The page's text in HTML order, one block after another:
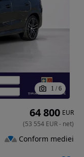
1 / 6
64 800 EUR
(53 554 EUR- net)
Conform mediei